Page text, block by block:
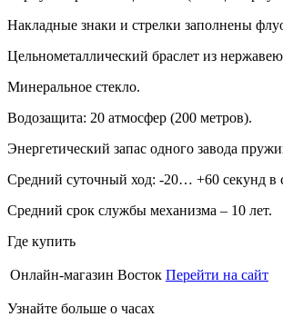
Накладные знаки и стрелки заполнены
Цельнометаллический браслет из
Минеральное стекло.
Водозащита: 20 атмосфер (200 метров).
Энергетический запас одного завода
Средний суточный ход: -20… +60 секунд в
Средний срок службы механизма – 10 лет.
Где купить
Онлайн-магазин Восток Перейти на сайт
Узнайте больше о часах